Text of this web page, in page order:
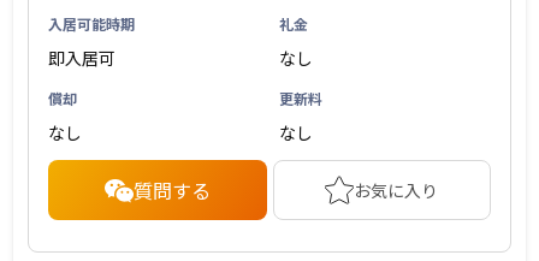
入居可能時期
即入居可
礼金
なし
償却
なし
更新料
なし
質問する お気に入り